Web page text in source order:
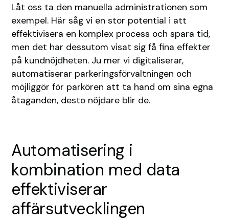
Låt oss ta den manuella administrationen som
exempel. Här såg vi en stor potential i att
effektivisera en komplex process och spara tid,
men det har dessutom visat sig få fina effekter
på kundnöjdheten. Ju mer vi digitaliserar,
automatiserar parkeringsförvaltningen och
möjliggör för parkören att ta hand om sina egna
åtaganden, desto nöjdare blir de.
Automatisering i
kombination med data
effektiviserar
affärsutvecklingen